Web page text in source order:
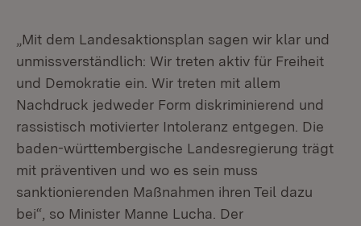
„Mit dem Landesaktionsplan sagen wir klar und
unmissverständlich: Wir treten aktiv für Freiheit
und Demokratie ein. Wir treten mit allem
Nachdruck jedweder Form diskriminierend und
rassistisch motivierter Intoleranz entgegen. Die
baden-württembergische Landesregierung trägt
mit präventiven und wo es sein muss
sanktionierenden Maßnahmen ihren Teil dazu
bei“, so Minister Manne Lucha. Der